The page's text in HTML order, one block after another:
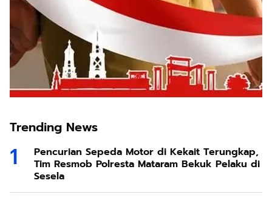
Trending News
Pencurian Sepeda Motor di Kekait Terungkap,
Tim Resmob Polresta Mataram Bekuk Pelaku di
Sesela